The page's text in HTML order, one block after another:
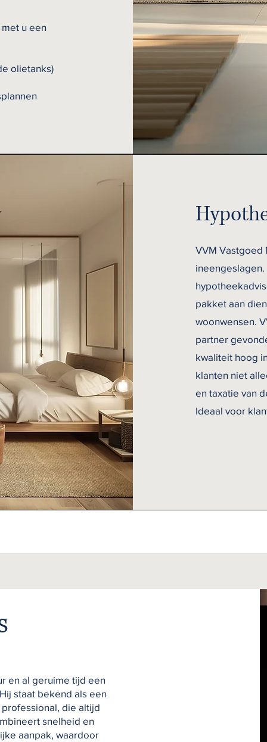
u een
olietanks)
VVM Vastgoed
pakket aan
woonwensen.
partner
kwaliteit hoog
klanten niet
en taxatie van
Ideaal voor
en al geruime tijd een
staat bekend als een
die altijd
snelheid en
aanpak, waardoor